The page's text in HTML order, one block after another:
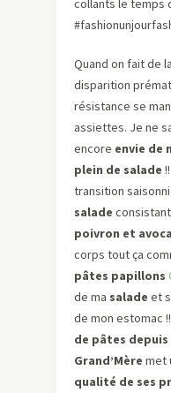
collants le temps
Quand on fait de
disparition
résistance se
assiettes. Je ne
encore envie de
plein de salade
transition
salade
poivron et
corps tout ça
pâtes papillons
de ma salade et
de mon estomac
de pâtes
Grand’Mère met
qualité de ses